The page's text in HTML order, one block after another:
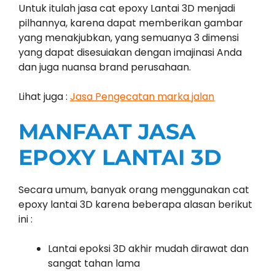
Untuk itulah jasa cat epoxy Lantai 3D menjadi
pilhannya, karena dapat memberikan gambar
yang menakjubkan, yang semuanya 3 dimensi
yang dapat disesuiakan dengan imajinasi Anda
dan juga nuansa brand perusahaan.
Lihat juga : Jasa Pengecatan marka jalan
MANFAAT JASA
EPOXY LANTAI 3D
Secara umum, banyak orang menggunakan cat
epoxy lantai 3D karena beberapa alasan berikut
ini :
Lantai epoksi 3D akhir mudah dirawat dan
sangat tahan lama